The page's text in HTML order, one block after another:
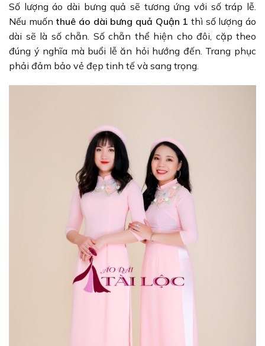
Số lượng áo dài bưng quả sẽ tương ứng với số tráp lễ.
Nếu muốn thuê áo dài bưng quả Quận 1thì số lượng áo
dài sẽ là số chẵn. Số chẵn thể hiện cho đôi, cặp theo
đúng ý nghĩa mà buổi lễ ăn hỏi hướng đến. Trang phục
phải đảm bảo vẻ đẹp tinh tế và sang trọng.